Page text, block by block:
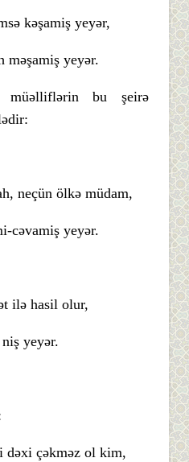
kəşamiş yeyər,
məşamiş yeyər.
müəlliflərin bu şeirə
neçün ölkə müdam,
cəvamiş yeyər.
ilə hasil olur,
yeyər.
dəxi çəkməz ol kim,